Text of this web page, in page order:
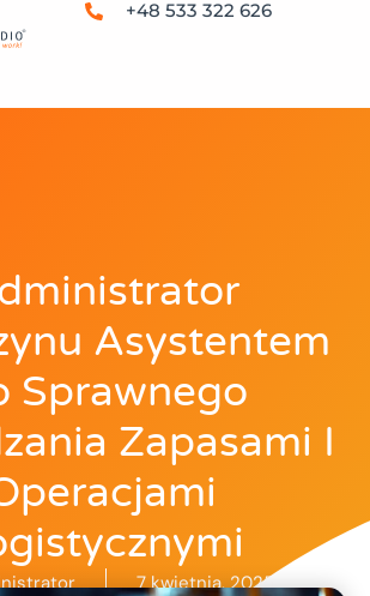
+48 533 322 626
Asystentem
Sprawnego
Zapasami I
7 kwietnia, 2025